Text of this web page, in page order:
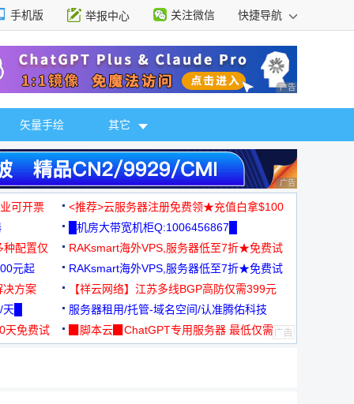
手机版 举报中心 关注微信 快捷导航
择 广告 商业广告，理
矢量手绘 其它
广告 商业广告，理
可开票
<推荐>云服务器注册免费领★充值白拿$100
█机房大带宽机柜Q:1006456867█
种配置仅
RAKsmart海外VPS,服务器低至7折★免费试
用★
元起
RAKsmart海外VPS,服务器低至7折★免费试
用★
决方案
【祥云网络】江苏多线BGP高防仅需399元
█
服务器租用/托管-域名空间/认准腾佑科技
免费试
▉脚本云▉ChatGPT专用服务器 最低仅需